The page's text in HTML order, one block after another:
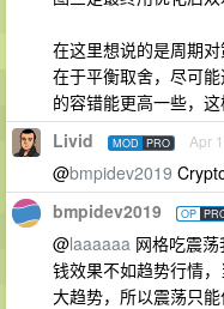
在这里想说的是周期
在于平衡取舍，尽可
的容错能更高一些，这
Livid MOD PRO Apr
@bmpidev2019
bmpidev2019 OP
@laaaaaa 网格吃震
钱效果不如趋势行情
大趋势，所以震荡只能